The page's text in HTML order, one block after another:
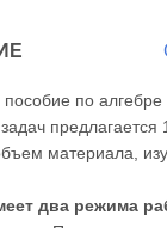
по
материала,
два режима